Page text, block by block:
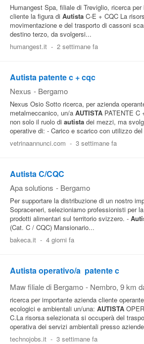
Humangest Spa, filiale di Treviglio, ricerca
cliente la figura di Autista C-E + CQC La
movimentazione e del trasporto di cassoni
destino terzo, da svolgersi...
humangest.it - 2 settimane fa
Autista patente c + cqc
Nexus - Bergamo
Nexus Osio Sotto ricerca, per azienda
metalmeccanico, un/a AUTISTA PATENTE C
non solo il ruolo di autista dei mezzi, ma
operative di: - Carico e scarico con utilizzo
vetrinaannunci.com - 3 settimane fa
Autista C/CQC
Apa solutions - Bergamo
Per supportare la distribuzione di un nostro
Sopraceneri, selezioniamo professionisti per
prodotti alimentari sul territorio svizzero. -
(Cat. C / CQC) Mansionario...
bakeca.it - 4 giorni fa
Autista operativo/a  patente c
Maw filiale di Bergamo - Nembro, 9 km
ricerca per importante azienda cliente
ecologici e ambientali un/una: AUTISTA
C.La risorsa selezionata si occuperà del
operativa dei servizi ambientali presso
technojobs.it - 3 settimane fa